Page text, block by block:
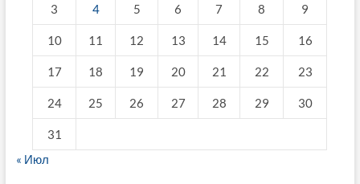
3 4 5 6 7 8 9
10 11 12 13 14 15 16
17 18 19 20 21 22 23
24 25 26 27 28 29 30
31
« Июл